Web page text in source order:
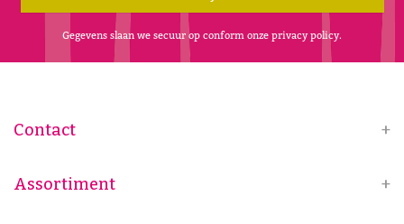
Gegevens slaan we secuur op conform onze privacy policy.
Contact
Assortiment